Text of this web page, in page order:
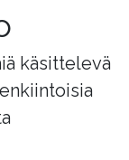
käsittelevä